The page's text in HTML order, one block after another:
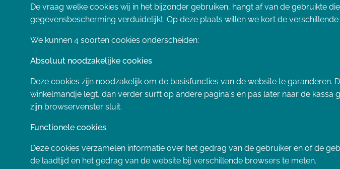
De vraag welke cookies wij in het bijzonder gebruiken, hangt af van de gebruikte
gegevensbescherming verduidelijkt. Op deze plaats willen we kort de
We kunnen 4 soorten cookies onderscheiden:
Absoluut noodzakelijke cookies
Deze cookies zijn noodzakelijk om de basisfuncties van de website te
winkelmandje legt, dan verder surft op andere pagina's en pas later naar de
zijn browservenster sluit.
Functionele cookies
Deze cookies verzamelen informatie over het gedrag van de gebruiker en of de
de laadtijd en het gedrag van de website bij verschillende browsers te meten.